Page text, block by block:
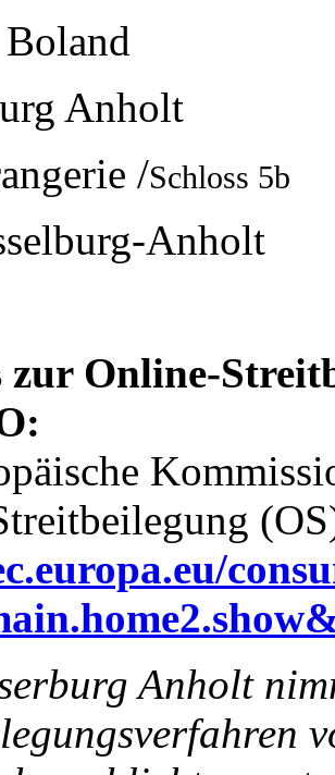
Anholt
/Schloss 5b
Anholt
zur Online-
Anholt